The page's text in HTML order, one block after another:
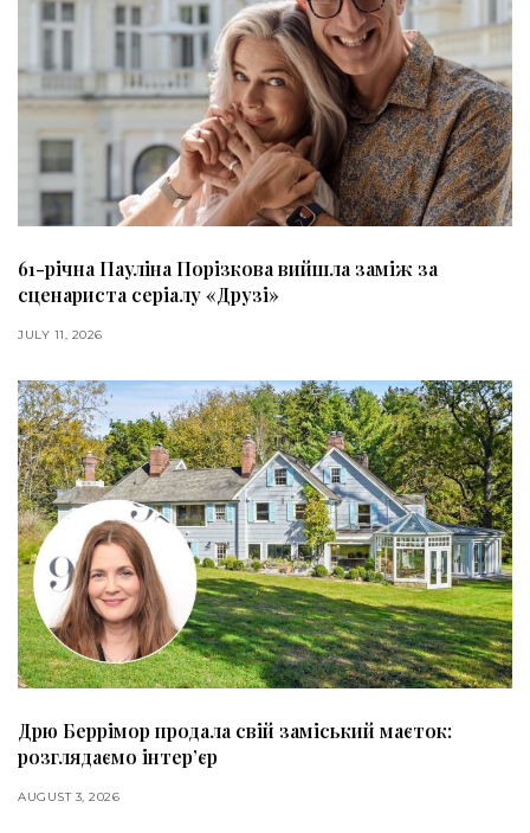
61-річна Пауліна Порізкова вийшла заміж за
сценариста серіалу «Друзі»
JULY 11, 2026
Дрю Беррімор продала свій заміський маєток:
розглядаємо інтер’єр
AUGUST 3, 2026